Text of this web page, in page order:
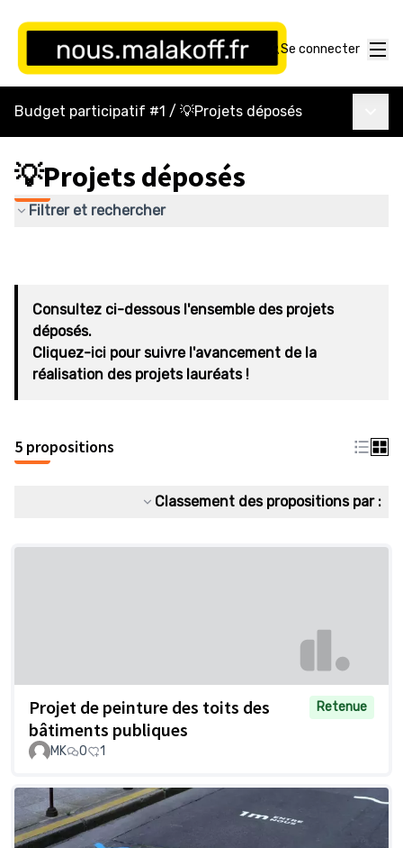
Se connecter
Budget participatif #1 / 💡Projets déposés
💡Projets déposés
Filtrer et rechercher
Consultez ci-dessous l'ensemble des projets
déposés.
Cliquez-ici pour suivre l'avancement de la
réalisation des projets lauréats !
5 propositions
Classement des propositions par :
Projet de peinture des toits des
bâtiments publiques
Retenue
MK 0 1